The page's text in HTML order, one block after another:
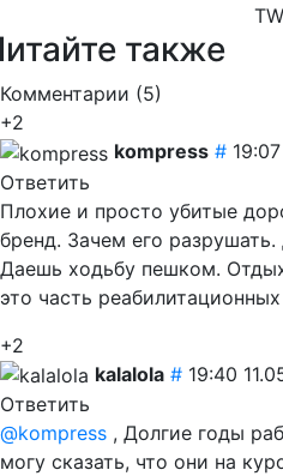
TW
также
Комментарии (5)
+2
kompress #
Ответить
Плохие и просто убитые
бренд. Зачем его
Даешь ходьбу пешком.
это часть
+2
kalalola # 19:40
Ответить
@kompress , Долгие годы
могу сказать, что они на